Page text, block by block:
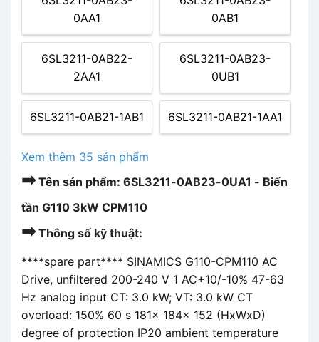
0AA1
0AB1
6SL3211-0AB22-
2AA1
6SL3211-0AB23-
0UB1
6SL3211-0AB21-1AB1 6SL3211-0AB21-1AA1
Xem thêm 35 sản phẩm
➡Tên sản phẩm: 6SL3211-0AB23-0UA1 - Biến
tần G110 3kW CPM110
➡Thông số kỹ thuật:
****spare part**** SINAMICS G110-CPM110 AC
Drive, unfiltered 200-240 V 1 AC+10/-10% 47-63
Hz analog input CT: 3.0 kW; VT: 3.0 kW CT
overload: 150% 60 s 181x 184x 152 (HxWxD)
degree of protection IP20 ambient temperature